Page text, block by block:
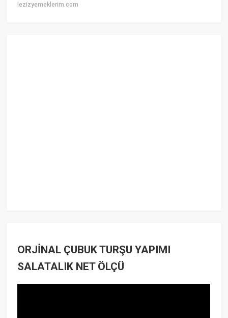
lezizyemeklerim.com
ORJİNAL ÇUBUK TURŞU YAPIMI
SALATALIK NET ÖLÇÜ